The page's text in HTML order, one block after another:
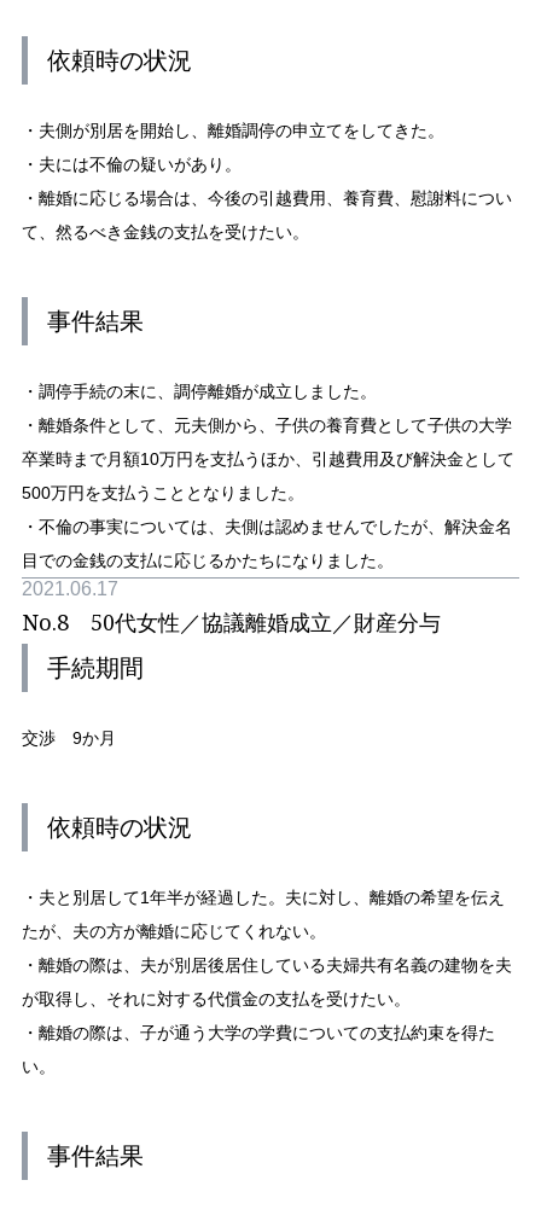
依頼時の状況
・夫側が別居を開始し、離婚調停の申立てをしてきた。
・夫には不倫の疑いがあり。
・離婚に応じる場合は、今後の引越費用、養育費、慰謝料につい
て、然るべき金銭の支払を受けたい。
事件結果
・調停手続の末に、調停離婚が成立しました。
・離婚条件として、元夫側から、子供の養育費として子供の大学
卒業時まで月額10万円を支払うほか、引越費用及び解決金として
500万円を支払うこととなりました。
・不倫の事実については、夫側は認めませんでしたが、解決金名
目での金銭の支払に応じるかたちになりました。
2021.06.17
No.8 50代女性／協議離婚成立／財産分与
手続期間
交渉 9か月
依頼時の状況
・夫と別居して1年半が経過した。夫に対し、離婚の希望を伝え
たが、夫の方が離婚に応じてくれない。
・離婚の際は、夫が別居後居住している夫婦共有名義の建物を夫
が取得し、それに対する代償金の支払を受けたい。
・離婚の際は、子が通う大学の学費についての支払約束を得た
い。
事件結果